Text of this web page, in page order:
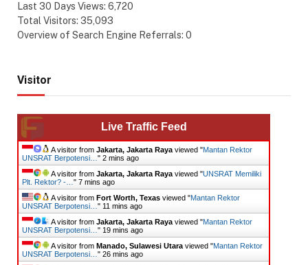
Last 30 Days Views: 6,720
Total Visitors: 35,093
Overview of Search Engine Referrals: 0
Visitor
Live Traffic Feed
A visitor from Jakarta, Jakarta Raya viewed "Mantan Rektor
UNSRAT Berpotensi… " 2 mins ago
A visitor from Jakarta, Jakarta Raya viewed "UNSRAT Memiliki
Plt. Rektor? -… " 7 mins ago
A visitor from Fort Worth, Texas viewed "Mantan Rektor
UNSRAT Berpotensi… " 11 mins ago
A visitor from Jakarta, Jakarta Raya viewed "Mantan Rektor
UNSRAT Berpotensi… " 19 mins ago
A visitor from Manado, Sulawesi Utara viewed "Mantan Rektor
UNSRAT Berpotensi… " 26 mins ago